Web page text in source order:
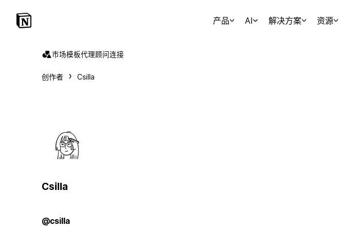
产品 AI 解决方案 资源
市场模板代理顾问连接
创作者 Csilla
Csilla
@csilla